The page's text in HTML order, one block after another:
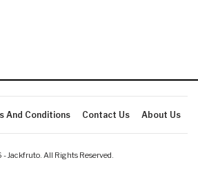
And Conditions Contact Us About Us
Jackfruto. All Rights Reserved.